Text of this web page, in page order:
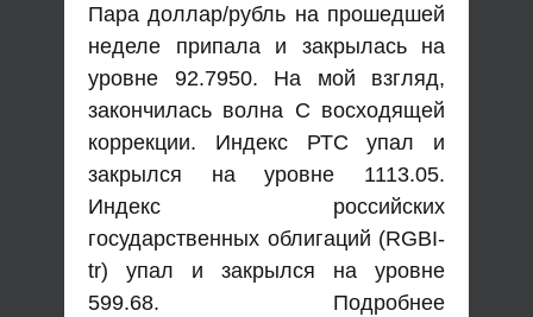
Пара доллар/рубль на прошедшей
неделе припала и закрылась на
уровне 92.7950. На мой взгляд,
закончилась волна С восходящей
коррекции. Индекс РТС упал и
закрылся на уровне 1113.05.
Индекс российских
государственных облигаций (RGBI-
tr) упал и закрылся на уровне
599.68. Подробнее